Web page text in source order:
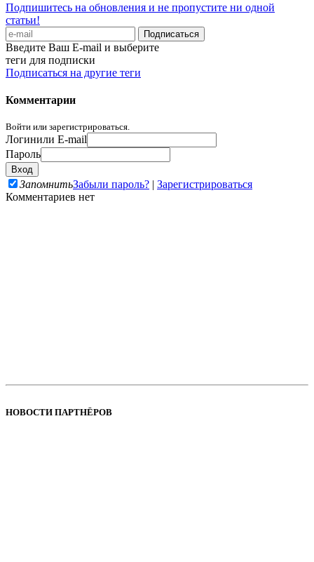
Подпишитесь на обновления и не пропустите ни одной
статьи!
Введите Ваш E-mail и выберите
теги для подписки
Подписаться на другие теги
Комментарии
Войти или зарегистрироваться.
Логинили E-mail
Пароль
ЗапомнитьЗабыли пароль? | Зарегистрироваться
Комментариев нет
НОВОСТИ ПАРТНЁРОВ